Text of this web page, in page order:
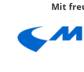
Mit